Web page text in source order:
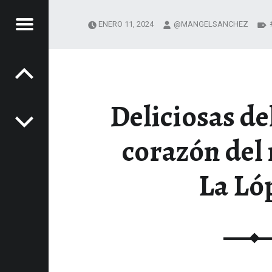
GASTRONÓMICAS
Menú
Deliciosas
corazón
La
ENERO 11, 2024 @MANGELSANCHEZ